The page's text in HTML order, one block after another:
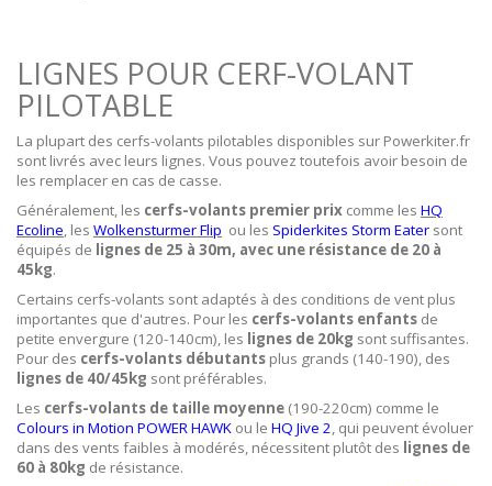
LIGNES POUR CERF-VOLANT
PILOTABLE
La plupart des cerfs-volants pilotables disponibles sur Powerkiter.fr
sont livrés avec leurs lignes. Vous pouvez toutefois avoir besoin de
les remplacer en cas de casse.
Généralement, les cerfs-volants premier prix comme les HQ
Ecoline, les Wolkensturmer Flip ou les Spiderkites Storm Eater sont
équipés de lignes de 25 à 30m, avec une résistance de 20 à
45kg.
Certains cerfs-volants sont adaptés à des conditions de vent plus
importantes que d'autres. Pour les cerfs-volants enfants de
petite envergure (120-140cm), les lignes de 20kg sont suffisantes.
Pour des cerfs-volants débutants plus grands (140-190), des
lignes de 40/45kg sont préférables.
Les cerfs-volants de taille moyenne (190-220cm) comme le
Colours in Motion POWER HAWK ou le HQ Jive 2, qui peuvent évoluer
dans des vents faibles à modérés, nécessitent plutôt des lignes de
60 à 80kg de résistance.